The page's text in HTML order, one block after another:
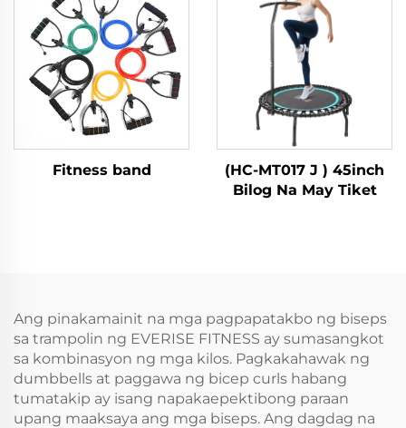
Fitness band
(HC-MT017 J ) 45inch
Bilog Na May Tiket
Ang pinakamainit na mga pagpapatakbo ng biseps
sa trampolin ng EVERISE FITNESS ay sumasangkot
sa kombinasyon ng mga kilos. Pagkakahawak ng
dumbbells at paggawa ng bicep curls habang
tumatakip ay isang napakaepektibong paraan
upang maaksaya ang mga biseps. Ang dagdag na